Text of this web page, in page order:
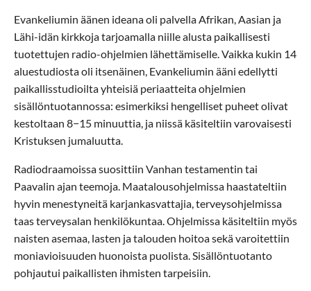
Evankeliumin äänen ideana oli palvella Afrikan, Aasian ja
Lähi-idän kirkkoja tarjoamalla niille alusta paikallisesti
tuotettujen radio-ohjelmien lähettämiselle. Vaikka kukin 14
aluestudiosta oli itsenäinen, Evankeliumin ääni edellytti
paikallisstudioilta yhteisiä periaatteita ohjelmien
sisällöntuotannossa: esimerkiksi hengelliset puheet olivat
kestoltaan 8−15 minuuttia, ja niissä käsiteltiin varovaisesti
Kristuksen jumaluutta.
Radiodraamoissa suosittiin Vanhan testamentin tai
Paavalin ajan teemoja. Maatalousohjelmissa haastateltiin
hyvin menestyneitä karjankasvattajia, terveysohjelmissa
taas terveysalan henkilökuntaa. Ohjelmissa käsiteltiin myös
naisten asemaa, lasten ja talouden hoitoa sekä varoitettiin
moniavioisuuden huonoista puolista. Sisällöntuotanto
pohjautui paikallisten ihmisten tarpeisiin.